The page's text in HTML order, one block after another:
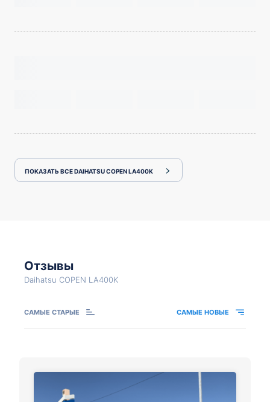
ПОКАЗАТЬ ВСЕ DAIHATSU COPEN LA400K
Отзывы
Daihatsu COPEN LA400K
САМЫЕ СТАРЫЕ САМЫЕ НОВЫЕ